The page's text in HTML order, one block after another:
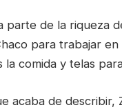
parte de la riqueza
para trabajar en
la comida y telas
acaba de describir,